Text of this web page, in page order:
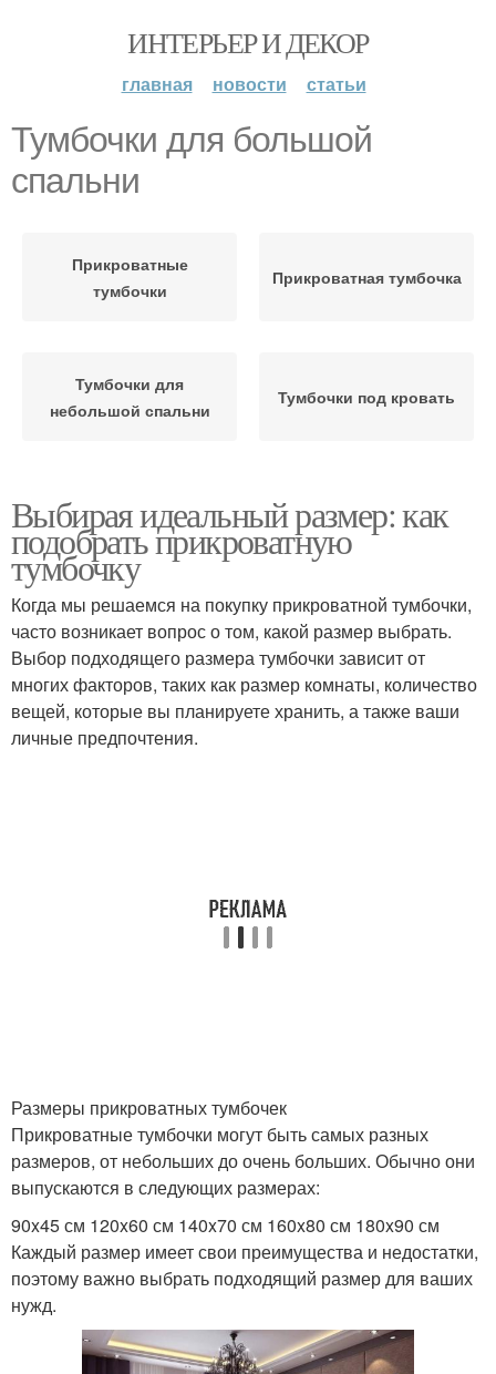
ИНТЕРЬЕР И ДЕКОР
главная новости статьи
Тумбочки для большой
спальни
Прикроватные
тумбочки
Прикроватная тумбочка
Тумбочки для
небольшой спальни
Тумбочки под кровать
Выбирая идеальный размер: как
подобрать прикроватную
тумбочку
Когда мы решаемся на покупку прикроватной тумбочки,
часто возникает вопрос о том, какой размер выбрать.
Выбор подходящего размера тумбочки зависит от
многих факторов, таких как размер комнаты, количество
вещей, которые вы планируете хранить, а также ваши
личные предпочтения.
Размеры прикроватных тумбочек
Прикроватные тумбочки могут быть самых разных
размеров, от небольших до очень больших. Обычно они
выпускаются в следующих размерах:
90x45 см 120x60 см 140x70 см 160x80 см 180x90 см
Каждый размер имеет свои преимущества и недостатки,
поэтому важно выбрать подходящий размер для ваших
нужд.